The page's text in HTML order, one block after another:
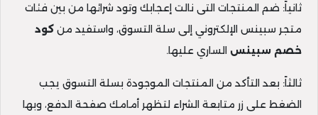
ثانياً: ضم المنتجات التى نالت إعجابك وتود شرائها من بين فئات
متجر سبينس الإلكتروني إلى سلة التسوق، واستفيد من كود
خصم سبينس الساري عليها.
ثالثاً: بعد التأكد من المنتجات الموجودة بسلة التسوق يجب
الضغط على زر متابعة الشراء لتظهر أمامك صفحة الدفع، وبها